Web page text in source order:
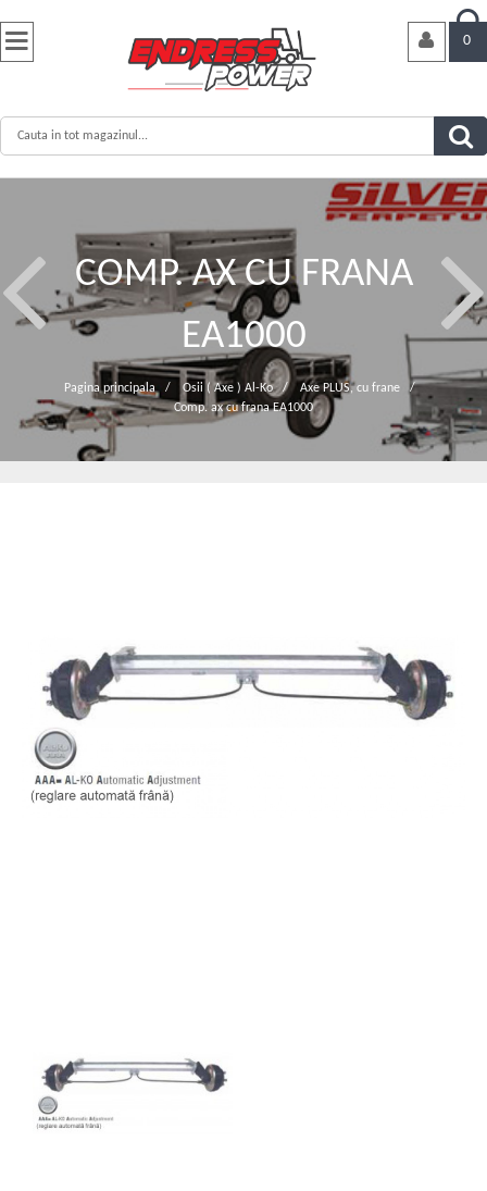

0

COMP. AX CU FRANA
EA1000
Pagina principala / Osii ( Axe ) Al-Ko / Axe PLUS, cu frane
/
Comp. ax cu frana EA1000